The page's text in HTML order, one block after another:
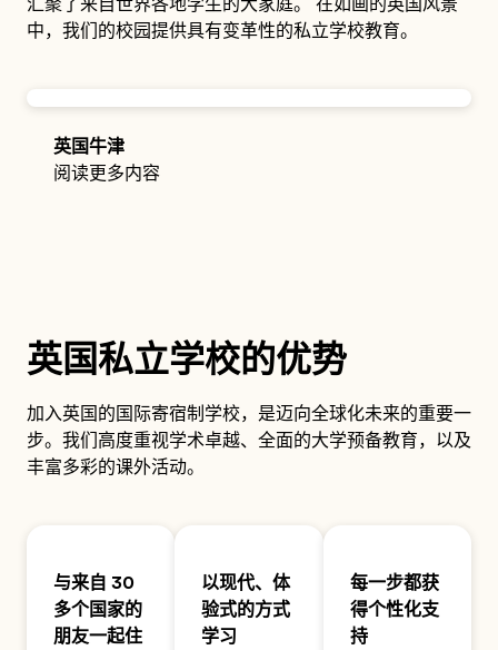
汇聚了来自世界各地学生的大家庭。 在如画的英国风景
中，我们的校园提供具有变革性的私立学校教育。
英国牛津
阅读更多内容
英国私立学校的优势
加入英国的国际寄宿制学校，是迈向全球化未来的重要一
步。我们高度重视学术卓越、全面的大学预备教育，以及
丰富多彩的课外活动。
与来自 30
多个国家的
朋友一起住
以现代、体
验式的方式
学习
每一步都获
得个性化支
持